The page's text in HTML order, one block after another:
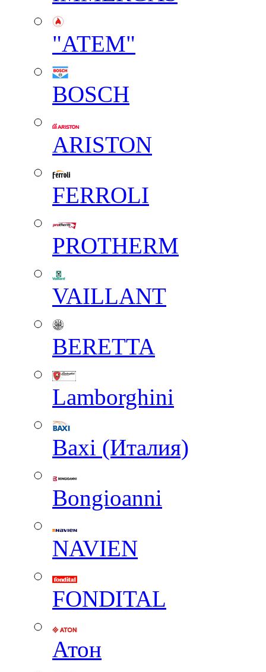
"АТЕМ"
BOSCH
ARISTON
FERROLI
PROTHERM
VAILLANT
BERETTA
Lamborghini
Baxi (Италия)
Вongioanni
NAVIEN
FONDITAL
Атон